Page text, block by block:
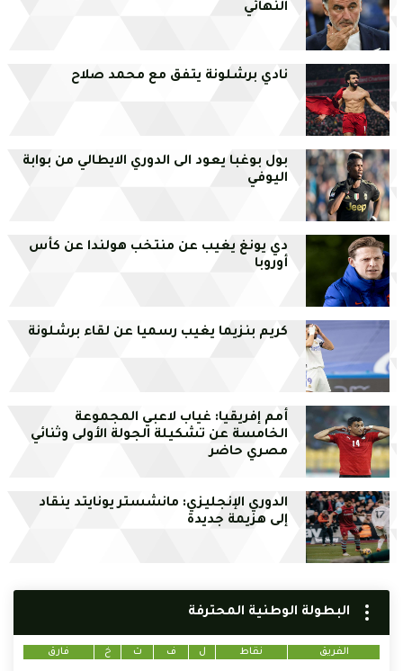
النهائي
نادي برشلونة يتفق مع محمد صلاح
بول بوغبا يعود الى الدوري الايطالي من بوابة
اليوفي
دي يونغ يغيب عن منتخب هولندا عن كأس
أوروبا
كريم بنزيما يغيب رسميا عن لقاء برشلونة
أمم إفريقيا: غياب لاعبي المجموعة
الخامسة عن تشكيلة الجولة الأولى وثنائي
مصري حاضر
الدوري الإنجليزي: مانشستر يونايتد ينقاد
إلى هزيمة جديدة
البطولة الوطنية المحترفة
الفريق نقاط ل ف ت خ فارق